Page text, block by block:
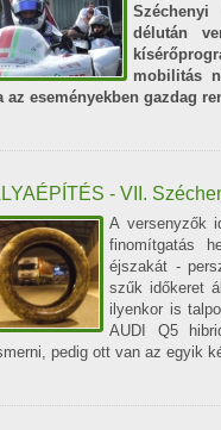
délután
mobilitás
az eseményekben gazdag
- VII.
A versenyzők
finomítgatás
éjszakát -
szűk időkeret
ilyenkor is
AUDI Q5
pedig ott van az egyik